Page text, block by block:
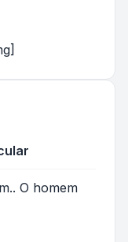
O homem